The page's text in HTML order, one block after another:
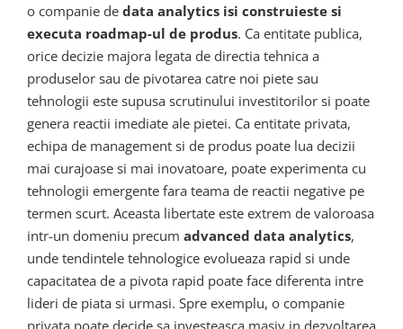
o companie de data analytics isi construieste si
executa roadmap-ul de produs. Ca entitate publica,
orice decizie majora legata de directia tehnica a
produselor sau de pivotarea catre noi piete sau
tehnologii este supusa scrutinului investitorilor si poate
genera reactii imediate ale pietei. Ca entitate privata,
echipa de management si de produs poate lua decizii
mai curajoase si mai inovatoare, poate experimenta cu
tehnologii emergente fara teama de reactii negative pe
termen scurt. Aceasta libertate este extrem de valoroasa
intr-un domeniu precum advanced data analytics,
unde tendintele tehnologice evolueaza rapid si unde
capacitatea de a pivota rapid poate face diferenta intre
lideri de piata si urmasi. Spre exemplu, o companie